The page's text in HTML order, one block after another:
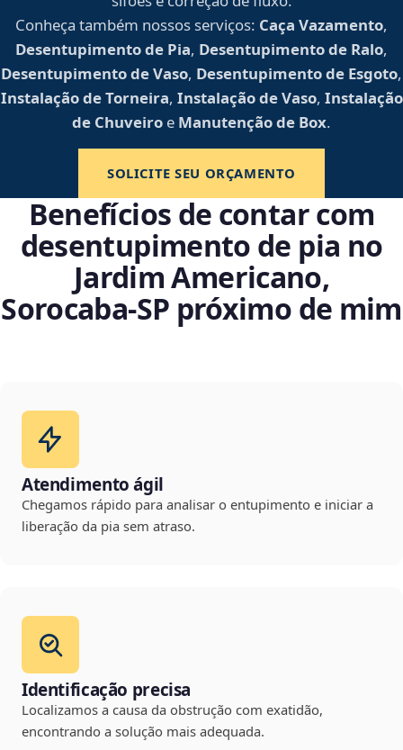
Conheça também nossos serviços: Caça Vazamento,
Desentupimento de Pia, Desentupimento de Ralo,
Desentupimento de Vaso, Desentupimento de Esgoto,
Instalação de Torneira, Instalação de Vaso, Instalação
de Chuveiro e Manutenção de Box.
SOLICITE SEU ORÇAMENTO
Benefícios de contar com
desentupimento de pia no
Jardim Americano,
Sorocaba‑SP próximo de mim
Atendimento ágil
Chegamos rápido para analisar o entupimento e iniciar a
liberação da pia sem atraso.
Identificação precisa
Localizamos a causa da obstrução com exatidão,
encontrando a solução mais adequada.